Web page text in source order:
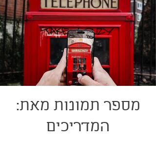
:מספר תמונות מאת
המדריכים